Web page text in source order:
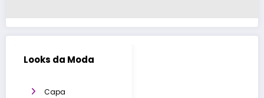
Looks da Moda
Capa